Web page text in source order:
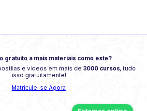
gratuito a mais materiais como este?
e vídeos em mais de 3000 cursos, tudo
isso gratuitamente!
Matricule-se Agora